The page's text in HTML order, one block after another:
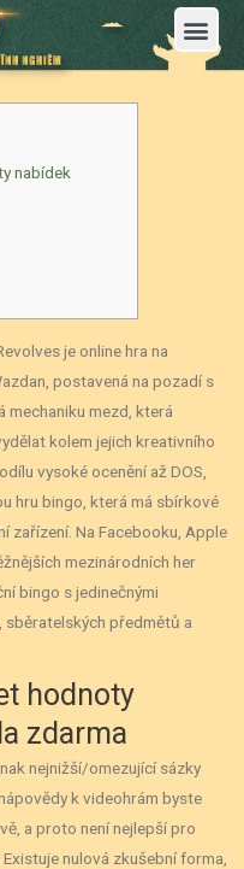
nabídek
je online hra na
postavená na pozadí s
mechaniku mezd, která
kolem jejich kreativního
vysoké ocenění až DOS,
hru bingo, která má sbírkové
zařízení. Na Facebooku, Apple
mezinárodních her
bingo s jedinečnými
sběratelských předmětů a
hodnoty
zdarma
nejnižší/omezující sázky
k videohrám byste
a proto není nejlepší pro
nulová zkušební forma,